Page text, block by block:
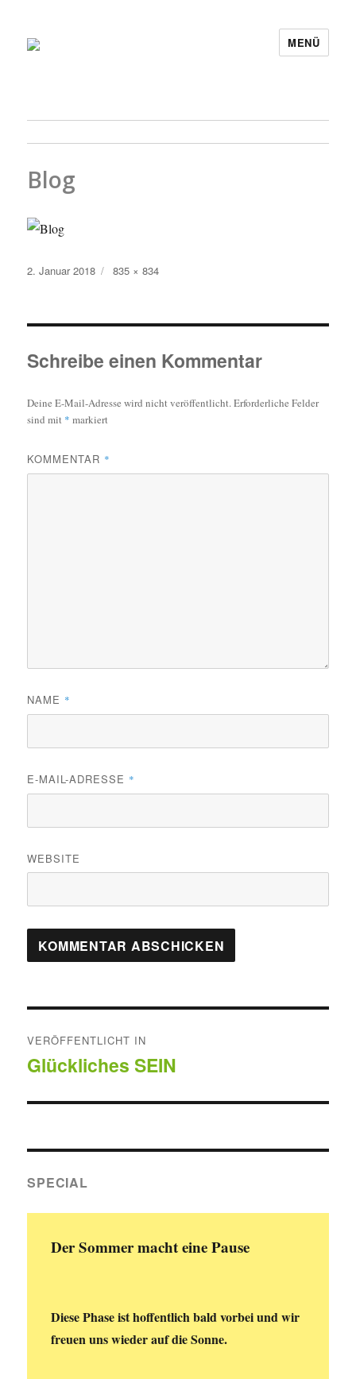
MENÜ
Blog
Veröffentlicht
2. Januar 2018 Originalgröße
835 × 834
Schreibe einen Kommentar
Deine E-Mail-Adresse wird nicht veröffentlicht.Erforderliche Felder
sind mit * markiert
KOMMENTAR *
NAME *
E-MAIL-ADRESSE *
WEBSITE
VERÖFFENTLICHT IN
Glückliches SEIN
SPECIAL
Der Sommer macht eine Pause
Diese Phase ist hoffentlich bald vorbei und wir
freuen uns wieder auf die Sonne.